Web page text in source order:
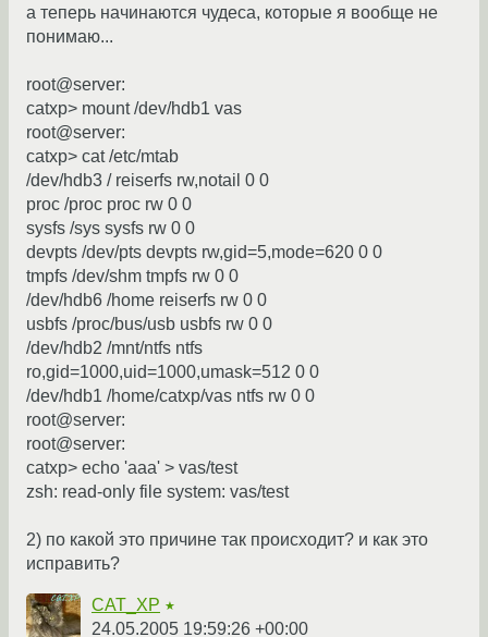
а теперь начинаются чудеса, которые я вообще не
понимаю...
root@server:
catxp> mount /dev/hdb1 vas
root@server:
catxp> cat /etc/mtab
/dev/hdb3 / reiserfs rw,notail 0 0
proc /proc proc rw 0 0
sysfs /sys sysfs rw 0 0
devpts /dev/pts devpts rw,gid=5,mode=620 0 0
tmpfs /dev/shm tmpfs rw 0 0
/dev/hdb6 /home reiserfs rw 0 0
usbfs /proc/bus/usb usbfs rw 0 0
/dev/hdb2 /mnt/ntfs ntfs
ro,gid=1000,uid=1000,umask=512 0 0
/dev/hdb1 /home/catxp/vas ntfs rw 0 0
root@server:
root@server:
catxp> echo 'aaa' > vas/test
zsh: read-only file system: vas/test
2) по какой это причине так происходит? и как это
исправить?
CAT_XP ★
24.05.2005 19:59:26 +00:00